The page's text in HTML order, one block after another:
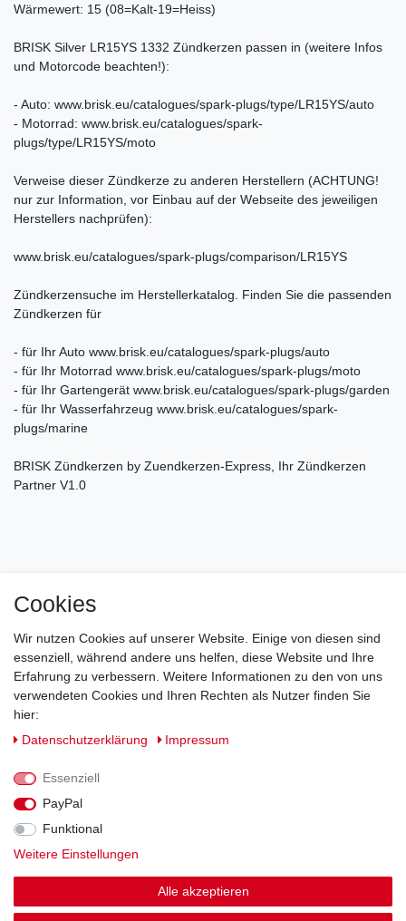
Wärmewert: 15 (08=Kalt-19=Heiss)
BRISK Silver LR15YS 1332 Zündkerzen passen in (weitere Infos
und Motorcode beachten!):
- Auto: www.brisk.eu/catalogues/spark-plugs/type/LR15YS/auto
- Motorrad: www.brisk.eu/catalogues/spark-
plugs/type/LR15YS/moto
Verweise dieser Zündkerze zu anderen Herstellern (ACHTUNG!
nur zur Information, vor Einbau auf der Webseite des jeweiligen
Herstellers nachprüfen):
www.brisk.eu/catalogues/spark-plugs/comparison/LR15YS
Zündkerzensuche im Herstellerkatalog. Finden Sie die passenden
Zündkerzen für
- für Ihr Auto www.brisk.eu/catalogues/spark-plugs/auto
- für Ihr Motorrad www.brisk.eu/catalogues/spark-plugs/moto
- für Ihr Gartengerät www.brisk.eu/catalogues/spark-plugs/garden
- für Ihr Wasserfahrzeug www.brisk.eu/catalogues/spark-
plugs/marine
BRISK Zündkerzen by Zuendkerzen-Express, Ihr Zündkerzen
Partner V1.0
Impressum
Barrierefreiheitserklärung Widerrufs­recht
Cookies
Wir nutzen Cookies auf unserer Website. Einige von diesen sind
essenziell, während andere uns helfen, diese Website und Ihre
Erfahrung zu verbessern. Weitere Informationen zu den von uns
verwendeten Cookies und Ihren Rechten als Nutzer finden Sie
hier:
Daten­schutz­erklärung
Impressum
Essenziell
PayPal
Funktional
Weitere Einstellungen
Alle akzeptieren